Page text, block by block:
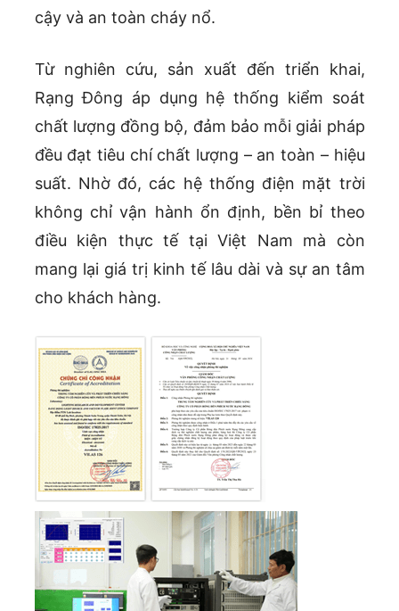
cậy và an toàn cháy nổ.
Từ nghiên cứu, sản xuất đến triển khai,
Rạng Đông áp dụng hệ thống kiểm soát
chất lượng đồng bộ, đảm bảo mỗi giải pháp
đều đạt tiêu chí chất lượng – an toàn – hiệu
suất. Nhờ đó, các hệ thống điện mặt trời
không chỉ vận hành ổn định, bền bỉ theo
điều kiện thực tế tại Việt Nam mà còn
mang lại giá trị kinh tế lâu dài và sự an tâm
cho khách hàng.